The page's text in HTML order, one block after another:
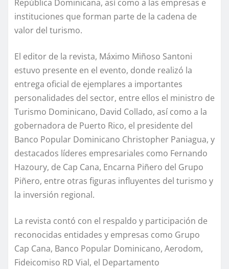
República Dominicana, así como a las empresas e
instituciones que forman parte de la cadena de
valor del turismo.
El editor de la revista, Máximo Miñoso Santoni
estuvo presente en el evento, donde realizó la
entrega oficial de ejemplares a importantes
personalidades del sector, entre ellos el ministro de
Turismo Dominicano, David Collado, así como a la
gobernadora de Puerto Rico, el presidente del
Banco Popular Dominicano Christopher Paniagua, y
destacados líderes empresariales como Fernando
Hazoury, de Cap Cana, Encarna Piñero del Grupo
Piñero, entre otras figuras influyentes del turismo y
la inversión regional.
La revista contó con el respaldo y participación de
reconocidas entidades y empresas como Grupo
Cap Cana, Banco Popular Dominicano, Aerodom,
Fideicomiso RD Vial, el Departamento